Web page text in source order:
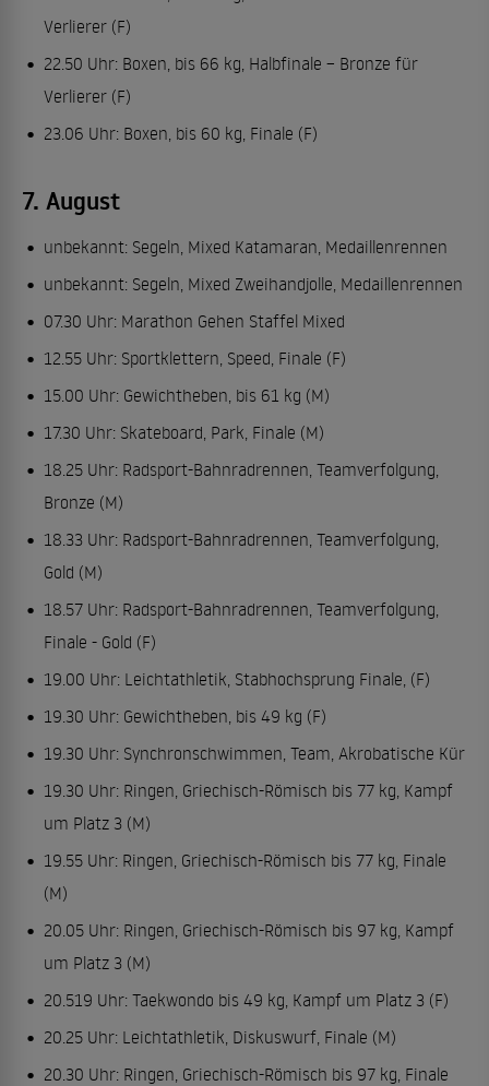
Verlierer (F)
22.50 Uhr: Boxen, bis 66 kg, Halbfinale – Bronze für
Verlierer (F)
23.06 Uhr: Boxen, bis 60 kg, Finale (F)
7. August
unbekannt: Segeln, Mixed Katamaran, Medaillenrennen
unbekannt: Segeln, Mixed Zweihandjolle, Medaillenrennen
07.30 Uhr: Marathon Gehen Staffel Mixed
12.55 Uhr: Sportklettern, Speed, Finale (F)
15.00 Uhr: Gewichtheben, bis 61 kg (M)
17.30 Uhr: Skateboard, Park, Finale (M)
18.25 Uhr: Radsport-Bahnradrennen, Teamverfolgung,
Bronze (M)
18.33 Uhr: Radsport-Bahnradrennen, Teamverfolgung,
Gold (M)
18.57 Uhr: Radsport-Bahnradrennen, Teamverfolgung,
Finale - Gold (F)
19.00 Uhr: Leichtathletik, Stabhochsprung Finale, (F)
19.30 Uhr: Gewichtheben, bis 49 kg (F)
19.30 Uhr: Synchronschwimmen, Team, Akrobatische Kür
19.30 Uhr: Ringen, Griechisch-Römisch bis 77 kg, Kampf
um Platz 3 (M)
19.55 Uhr: Ringen, Griechisch-Römisch bis 77 kg, Finale
(M)
20.05 Uhr: Ringen, Griechisch-Römisch bis 97 kg, Kampf
um Platz 3 (M)
20.519 Uhr: Taekwondo bis 49 kg, Kampf um Platz 3 (F)
20.25 Uhr: Leichtathletik, Diskuswurf, Finale (M)
20.30 Uhr: Ringen, Griechisch-Römisch bis 97 kg, Finale